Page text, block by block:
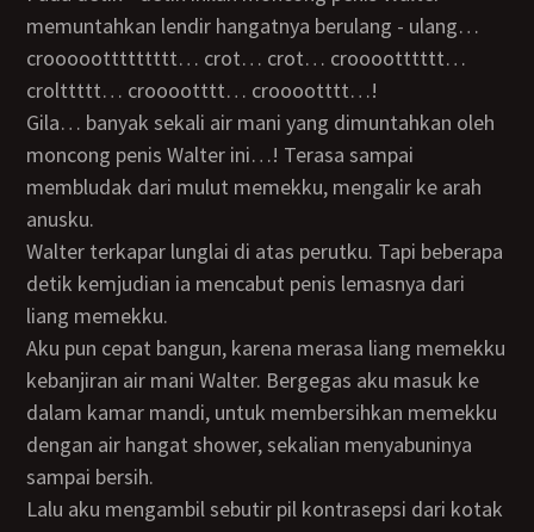
memuntahkan lendir hangatnya berulang - ulang…
crooooottttttttt… crot… crot… crooootttttt…
crolttttt… crooootttt… crooootttt…!
Gila… banyak sekali air mani yang dimuntahkan oleh
moncong penis Walter ini…! Terasa sampai
membludak dari mulut memekku, mengalir ke arah
anusku.
Walter terkapar lunglai di atas perutku. Tapi beberapa
detik kemjudian ia mencabut penis lemasnya dari
liang memekku.
Aku pun cepat bangun, karena merasa liang memekku
kebanjiran air mani Walter. Bergegas aku masuk ke
dalam kamar mandi, untuk membersihkan memekku
dengan air hangat shower, sekalian menyabuninya
sampai bersih.
Lalu aku mengambil sebutir pil kontrasepsi dari kotak